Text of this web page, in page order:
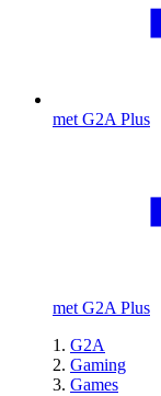
met G2A Plus
met G2A Plus
G2A
Gaming
Games